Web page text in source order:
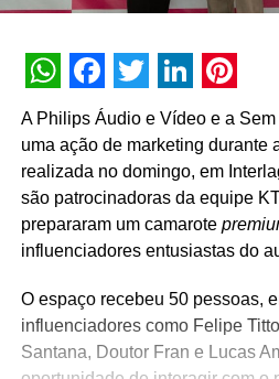
WhatsApp
Facebook
Twitter
A Philips Áudio e Vídeo e a
uma ação de marketing durante
realizada no domingo, em
são patrocinadoras da equipe
prepararam um camarote
influenciadores entusiastas do
O espaço recebeu 50 pessoas,
influenciadores como Felipe
Santana, Doutor Fran e Lucas